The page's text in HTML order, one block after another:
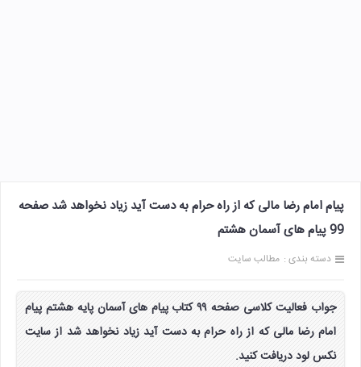
پیام امام رضا مالی که از راه حرام به دست آید زیاد نخواهد شد صفحه
99 پیام های آسمان هشتم
دسته بندی : مطالب سایت
جواب فعالیت کلاسی صفحه ۹۹ کتاب پیام های آسمان پایه هشتم پیام
امام رضا مالی که از راه حرام به دست آید زیاد نخواهد شد از سایت
نکس لود دریافت کنید.